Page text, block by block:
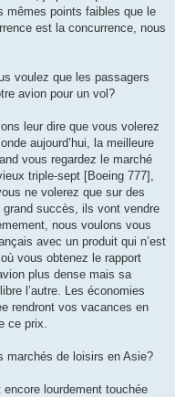
mêmes points faibles que le
est la concurrence, nous
voulez que les passagers
avion pour un vol?
leur dire que vous volerez
aujourd’hui, la meilleure
vous regardez le marché
triple-sept [Boeing 777],
ne volerez que sur des
succès, ils vont vendre
nous voulons vous
avec un produit qui n’est
vous obtenez le rapport
plus dense mais sa
l’autre. Les économies
rendront vos vacances en
ce prix.
marchés de loisirs en Asie?
encore lourdement touchée